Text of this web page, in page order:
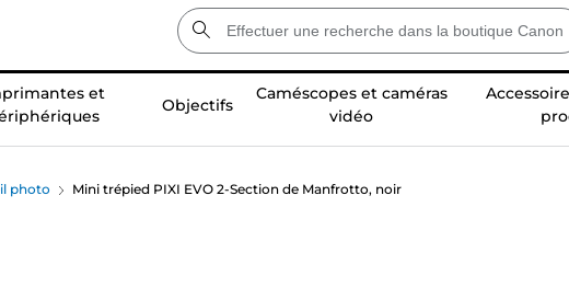
et
Objectifs
Caméscopes et caméras
vidéo
photo Mini trépied PIXI EVO 2-Section de Manfrotto, noir